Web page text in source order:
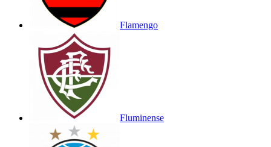
Flamengo
Fluminense